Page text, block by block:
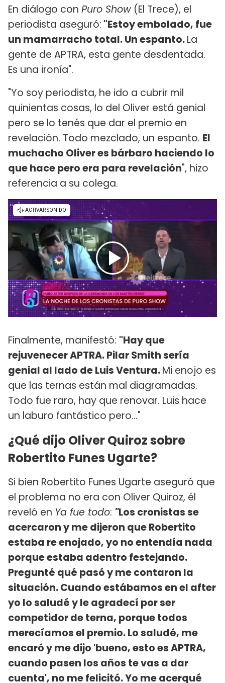
En diálogo con Puro Show(El Trece), el
periodista aseguró: "Estoy embolado, fue
un mamarracho total. Un espanto.La
gente de APTRA, esta gente desdentada.
Es una ironía".
"Yo soy periodista, he ido a cubrir mil
quinientas cosas, lo del Oliver está genial
pero se lo tenés que dar el premio en
revelación. Todo mezclado, un espanto. El
muchacho Oliver es bárbaro haciendo lo
que hace pero era para revelación", hizo
referencia a su colega.
Finalmente, manifestó: "Hay que
rejuvenecer APTRA. Pilar Smith sería
genial al lado de Luis Ventura.Mi enojo es
que las ternas están mal diagramadas.
Todo fue raro, hay que renovar. Luis hace
un laburo fantástico pero..."
¿Qué dijo Oliver Quiroz sobre
Robertito Funes Ugarte?
Si bien Robertito Funes Ugarte aseguró que
el problema no era con Oliver Quiroz, él
reveló en Ya fue todo: "Los cronistas se
acercaron y me dijeron que Robertito
estaba re enojado, yo no entendía nada
porque estaba adentro festejando.
Pregunté qué pasó y me contaron la
situación. Cuando estábamos en el after
yo lo saludé y le agradecí por ser
competidor de terna, porque todos
merecíamos el premio. Lo saludé, me
encaró y me dijo 'bueno, esto es APTRA,
cuando pasen los años te vas a dar
cuenta', no me felicitó. Yo me acerqué